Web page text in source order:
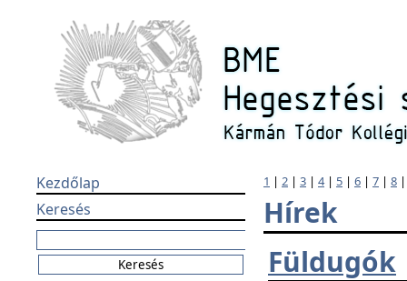
Kezdőlap
Keresés
1 | 2 | 3 | 4| 5 | 6 | 7 | 8
Hírek
Füldugók